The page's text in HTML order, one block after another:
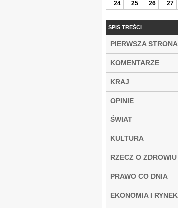
24
25 26 27
SPIS TREŚCI
PIERWSZA STRONA
KOMENTARZE
KRAJ
OPINIE
ŚWIAT
KULTURA
RZECZ O ZDROWIU
PRAWO CO DNIA
EKONOMIA I RYNEK